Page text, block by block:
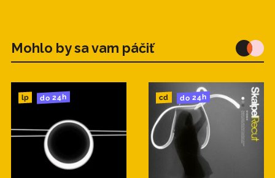
Mohlo by sa vam páčiť
lp do 24h cd do 24h